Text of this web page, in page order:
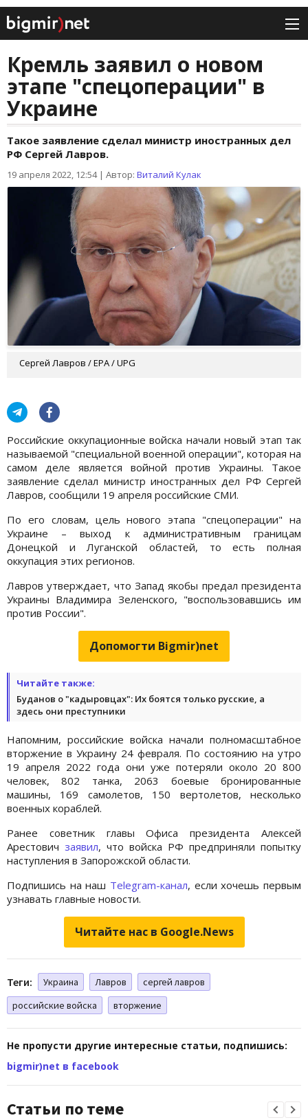
Кремль заявил о новом
этапе "спецоперации" в
Украине
Такое заявление сделал министр иностранных дел
РФ Сергей Лавров.
19 апреля 2022, 12:54| Автор: Виталий Кулак
Сергей Лавров / EPA / UPG
Российские оккупационные войска начали новый этап так
называемой "специальной военной операции", которая на
самом деле является войной против Украины. Такое
заявление сделал министр иностранных дел РФ Сергей
Лавров, сообщили 19 апреля российские СМИ.
По его словам, цель нового этапа "спецоперации" на
Украине – выход к административным границам
Донецкой и Луганской областей, то есть полная
оккупация этих регионов.
Лавров утверждает, что Запад якобы предал президента
Украины Владимира Зеленского, "воспользовавшись им
против России".
Допомогти Bigmir)net
Читайте также:
Буданов о "кадыровцах": Их боятся только русские, а
здесь они преступники
Напомним, российские войска начали полномасштабное
вторжение в Украину 24 февраля. По состоянию на утро
19 апреля 2022 года они уже потеряли около 20 800
человек, 802 танка, 2063 боевые бронированные
машины, 169 самолетов, 150 вертолетов, несколько
военных кораблей.
Ранее советник главы Офиса президента Алексей
Арестович заявил, что войска РФ предприняли попытку
наступления в Запорожской области.
Подпишись на наш Telegram-канал, если хочешь первым
узнавать главные новости.
Читайте нас в Google.News
Теги: Украина Лавров
сергей лавров
российские войска
вторжение
Не пропусти другие интересные статьи, подпишись:
bigmir)net в facebook
Статьи по теме